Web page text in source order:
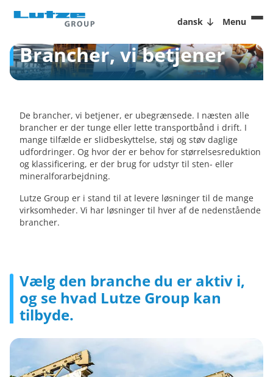
dansk Menu
Brancher, vi betjener
De brancher, vi betjener, er ubegrænsede. I næsten alle
brancher er der tunge eller lette transportbånd i drift. I
mange tilfælde er slidbeskyttelse, støj og støv daglige
udfordringer. Og hvor der er behov for størrelsesreduktion
og klassificering, er der brug for udstyr til sten- eller
mineralforarbejdning.
Lutze Group er i stand til at levere løsninger til de mange
virksomheder. Vi har løsninger til hver af de nedenstående
brancher.
Vælg den branche du er aktiv i,
og se hvad Lutze Group kan
tilbyde.